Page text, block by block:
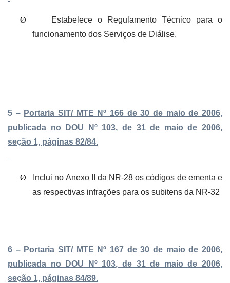
Ø
Estabelece o Regulamento Técnico para o
funcionamento dos Serviços de Diálise.
5 – Portaria SIT/ MTE Nº 166 de 30 de maio de 2006,
publicada no DOU Nº 103, de 31 de maio de 2006,
seção 1, páginas 82/84.
Ø
Inclui no Anexo II da NR-28 os códigos de ementa e
as respectivas infrações para os subitens da NR-32
6 – Portaria SIT/ MTE Nº 167 de 30 de maio de 2006,
publicada no DOU Nº 103, de 31 de maio de 2006,
seção 1, páginas 84/89.